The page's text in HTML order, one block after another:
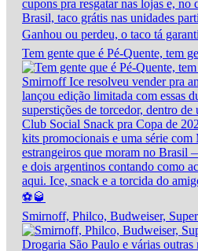
Tem gente que é Pé-Quente, tem
Smirnoff, Philco, Budweiser,